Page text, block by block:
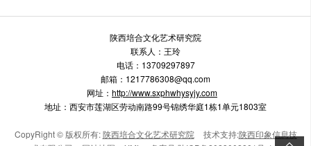
陕西培合文化艺术研究院
联系人：王玲
电话：13709297897
邮箱：1217786308@qq.com
网址： http://www.sxphwhysyjy.com
地址：西安市莲湖区劳动南路99号锦绣华庭1栋1单元1803室
CopyRight © 版权所有:陕西培合文化艺术研究院 技术支持:陕西印象信息技